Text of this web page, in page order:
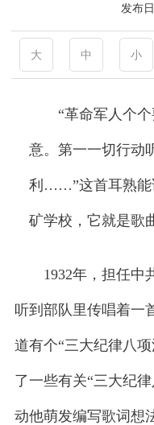
发布
大 中 小
“革命军人个个
意。第一一切行动
利……”这首耳熟能
矿学校，它就是歌
1932年，担任中共
听到部队里传唱着一
道有个“三大纪律八
了一些有关“三大纪
动他萌发编写歌词想